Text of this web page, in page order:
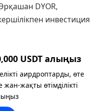
DYOR,
инвестиция
USDT алыңыз
аирдроптарды, өте
жақты өтімділікті